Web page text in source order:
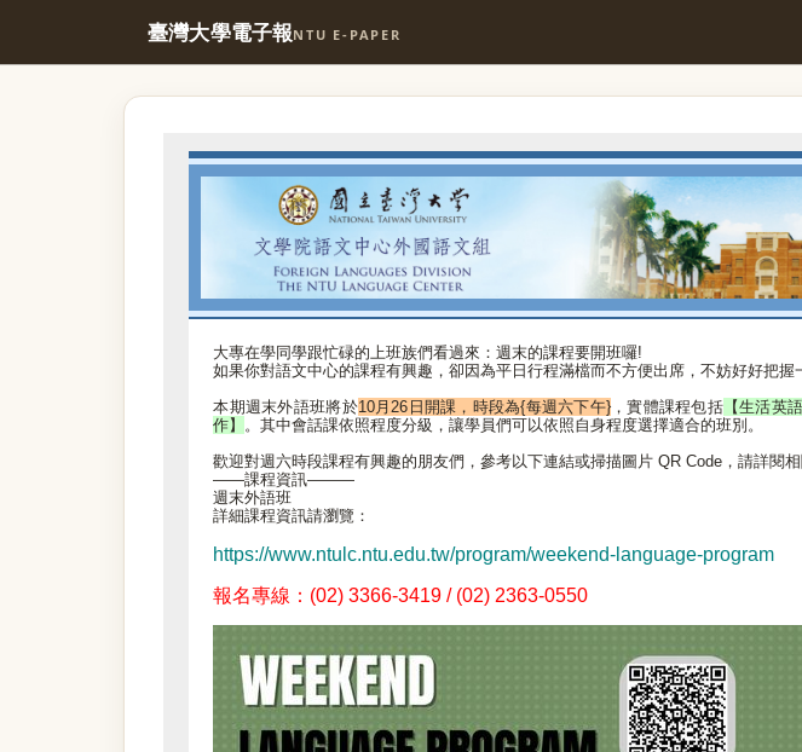
臺灣大學電子報NTU E-PAPER
大專在學同學跟忙碌的上班族們看過來：週末的課程要開班囉!
如果你對語文中心的課程有興趣，卻因為平日行程滿檔而不方便出席，不妨好好把握
本期週末外語班將於10月26日開課，時段為{每週六下午}，實體課程包括【生活英
作】 。其中會話課依照程度分級，讓學員們可以依照自身程度選擇適合的班別。
歡迎對週六時段課程有興趣的朋友們，參考以下連結或掃描圖片 QR Code，請詳閱
——課程資訊———
週末外語班
詳細課程資訊請瀏覽：
https://www.ntulc.ntu.edu.tw/program/weekend-language-program
報名專線：(02) 3366-3419 / (02) 2363-0550